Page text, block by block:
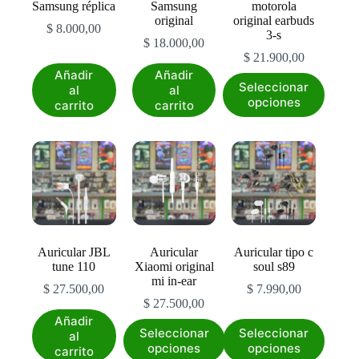
de
de
producto
de
producto
Samsung réplica
$ 8.000,00
Añadir
al
carrito
Samsung
original
$ 18.000,00
Añadir
al
carrito
motorola
original earbuds
3-s
$21.900,00
Seleccionar
opciones
Este
producto
tiene
Las
opciones
se
pueden
elegir
en
página
de
Auricular JBL
tune 110
$ 27.500,00
Añadir
al
carrito
Auricular
Xiaomi original
mi in-ear
$ 27.500,00
Seleccionar
opciones
Este
producto
tiene
Auricular tipo c
soul s89
$7.990,00
Seleccionar
opciones
Este
producto
tiene